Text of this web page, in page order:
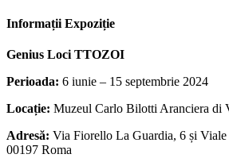
Informații Expoziție
Genius Loci TTOZOI
Perioada: 6 iunie – 15 septembrie 2024
Locație: Muzeul Carlo Bilotti Aranciera di
Adresă: Via Fiorello La Guardia, 6 și Viale
00197 Roma